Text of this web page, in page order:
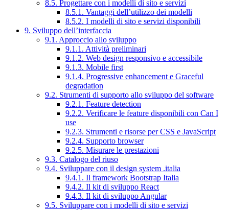
8.5. Progettare con i modelli di sito e servizi
8.5.1. Vantaggi dell’utilizzo dei modelli
8.5.2. I modelli di sito e servizi disponibili
9. Sviluppo dell’interfaccia
9.1. Approccio allo sviluppo
9.1.1. Attività preliminari
9.1.2. Web design responsivo e accessibile
9.1.3. Mobile first
9.1.4. Progressive enhancement e Graceful
degradation
9.2. Strumenti di supporto allo sviluppo del software
9.2.1. Feature detection
9.2.2. Verificare le feature disponibili con Can I
use
9.2.3. Strumenti e risorse per CSS e JavaScript
9.2.4. Supporto browser
9.2.5. Misurare le prestazioni
9.3. Catalogo del riuso
9.4. Sviluppare con il design system .italia
9.4.1. Il framework Bootstrap Italia
9.4.2. Il kit di sviluppo React
9.4.3. Il kit di sviluppo Angular
9.5. Sviluppare con i modelli di sito e servizi